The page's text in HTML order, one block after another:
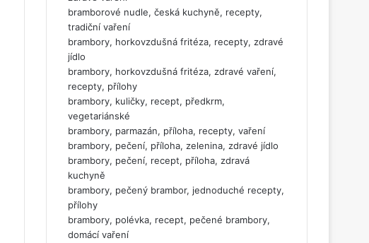
bramborové nudle, česká kuchyně, recepty,
tradiční vaření
brambory, horkovzdušná fritéza, recepty, zdravé
jídlo
brambory, horkovzdušná fritéza, zdravé vaření,
recepty, přílohy
brambory, kuličky, recept, předkrm,
vegetariánské
brambory, parmazán, příloha, recepty, vaření
brambory, pečení, příloha, zelenina, zdravé jídlo
brambory, pečení, recept, příloha, zdravá
kuchyně
brambory, pečený brambor, jednoduché recepty,
přílohy
brambory, polévka, recept, pečené brambory,
domácí vaření